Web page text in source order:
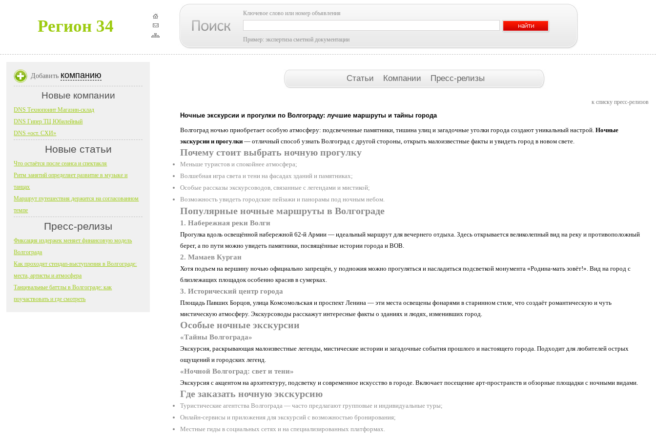
Регион 34
Ключевое слово или номер объявления
Пример: экспертиза сметной документации
Статьи Компании Пресс-релизы
к списку пресс-релизов
Ночные экскурсии и прогулки по Волгограду: лучшие маршруты и тайны города
Волгоград ночью приобретает особую атмосферу: подсвеченные памятники, тишина улиц и загадочные уголки города создают уникальный настрой. Ночные
экскурсии и прогулки — отличный способ узнать Волгоград с другой стороны, открыть малоизвестные факты и увидеть город в новом свете.
Почему стоит выбрать ночную прогулку
Меньше туристов и спокойнее атмосфера;
Волшебная игра света и тени на фасадах зданий и памятниках;
Особые рассказы экскурсоводов, связанные с легендами и мистикой;
Возможность увидеть городские пейзажи и панорамы под ночным небом.
Популярные ночные маршруты в Волгограде
1. Набережная реки Волги
Прогулка вдоль освещённой набережной 62-й Армии — идеальный маршрут для вечернего отдыха. Здесь открывается великолепный вид на реку и противоположный
берег, а по пути можно увидеть памятники, посвящённые истории города и ВОВ.
2. Мамаев Курган
Хотя подъем на вершину ночью официально запрещён, у подножия можно прогуляться и насладиться подсветкой монумента «Родина-мать зовёт!». Вид на город с
близлежащих площадок особенно красив в сумерках.
3. Исторический центр города
Площадь Павших Борцов, улица Комсомольская и проспект Ленина — эти места освещены фонарями в старинном стиле, что создаёт романтическую и чуть
мистическую атмосферу. Экскурсоводы расскажут интересные факты о зданиях и людях, изменивших город.
Особые ночные экскурсии
«Тайны Волгограда»
Экскурсия, раскрывающая малоизвестные легенды, мистические истории и загадочные события прошлого и настоящего города. Подходит для любителей острых
ощущений и городских легенд.
«Ночной Волгоград: свет и тени»
Экскурсия с акцентом на архитектуру, подсветку и современное искусство в городе. Включает посещение арт-пространств и обзорные площадки с ночными видами.
Где заказать ночную экскурсию
Туристические агентства Волгограда — часто предлагают групповые и индивидуальные туры;
Онлайн-сервисы и приложения для экскурсий с возможностью бронирования;
Местные гиды в социальных сетях и на специализированных платформах.
Добавить компанию
Новые компании
DNS Технопоинт Магазин-склад
DNS Гипер ТЦ Юбилейный
DNS «ост. СХИ»
Новые статьи
Что остаётся после сеанса и спектакля
Ритм занятий определяет развитие в музыке и
танцах
Маршрут путешествия держится на согласованном
темпе
Пресс-релизы
Фиксация издержек меняет финансовую модель
Волгограда
Как проходят стендап-выступления в Волгограде:
места, артисты и атмосфера
Танцевальные баттлы в Волгограде: как
поучаствовать и где смотреть